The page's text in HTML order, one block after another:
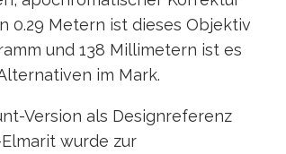
0.29 Metern ist dieses Objektiv
und 138 Millimetern ist es
im Mark.
Version als Designreferenz
wurde zur